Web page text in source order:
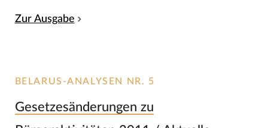
Zur Ausgabe
BELARUS-ANALYSEN NR. 5
Gesetzesänderungen zu